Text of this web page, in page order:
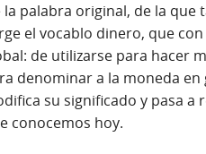
la palabra original, de la
el vocablo dinero, que
de utilizarse para hacer
denominar a la moneda
su significado y pasa
conocemos hoy.